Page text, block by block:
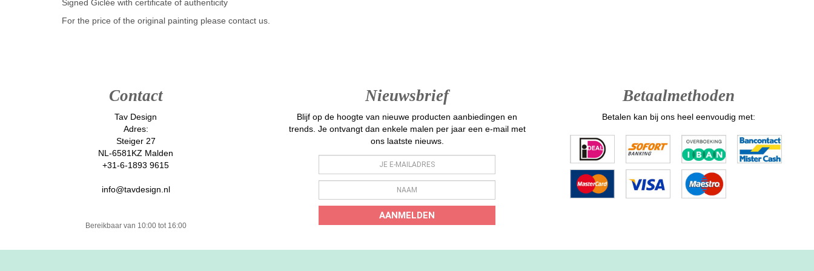
Signed Giclée with certificate of authenticity
For the price of the original painting please contact us.
Contact
Tav Design
Adres:
Steiger 27
NL-6581KZ Malden
+31-6-1893 9615
info@tavdesign.nl
Bereikbaar van 10:00 tot 16:00
Nieuwsbrief
Blijf op de hoogte van nieuwe producten aanbiedingen en
trends. Je ontvangt dan enkele malen per jaar een e-mail met
ons laatste nieuws.
AANMELDEN
Betaalmethoden
Betalen kan bij ons heel eenvoudig met: